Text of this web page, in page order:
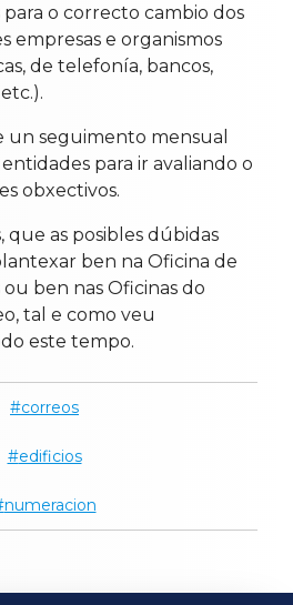
o correcto cambio dos
empresas e organismos
de telefonía, bancos,
un seguimento mensual
para ir avaliando o
obxectivos.
que as posibles dúbidas
ben na Oficina de
ben nas Oficinas do
tal e como veu
este tempo.
correos
edificios
numeracion